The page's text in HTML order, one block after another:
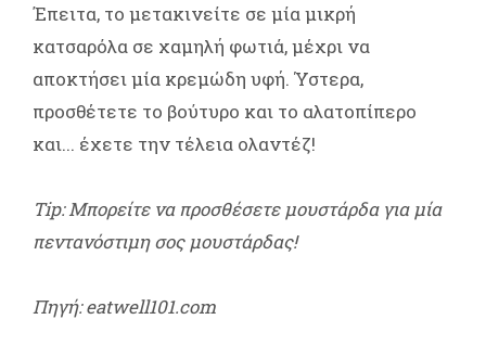
Έπειτα, το μετακινείτε σε μία μικρή
κατσαρόλα σε χαμηλή φωτιά, μέχρι να
αποκτήσει μία κρεμώδη υφή. Ύστερα,
προσθέτετε το βούτυρο και το αλατοπίπερο
και... έχετε την τέλεια ολαντέζ!
Tip: Μπορείτε να προσθέσετε μουστάρδα για μία
πεντανόστιμη σος μουστάρδας!
Πηγή: eatwell101.com